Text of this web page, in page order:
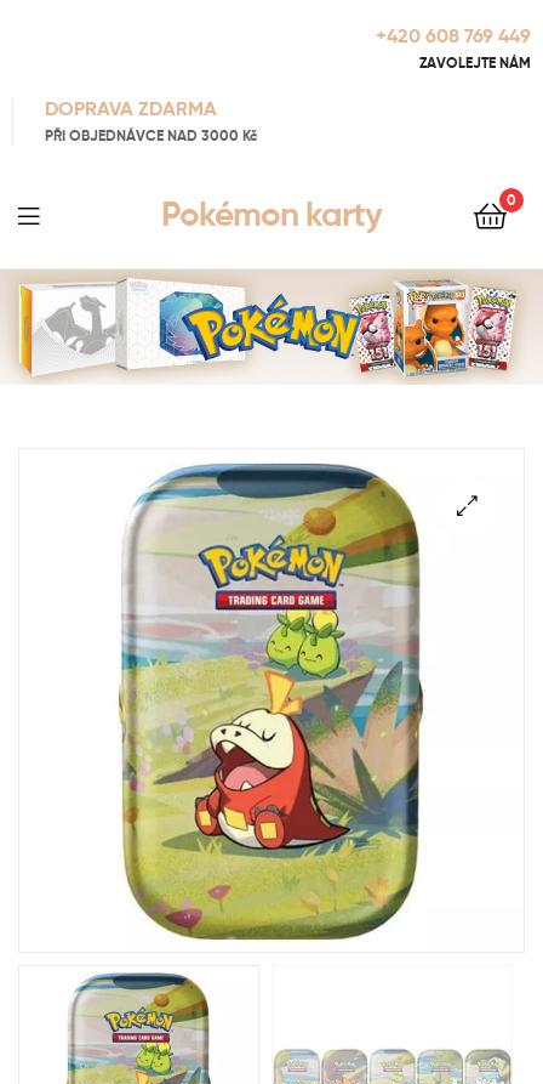
+420 608 769 449
ZAVOLEJTE NÁM
DOPRAVA ZDARMA
PŘI OBJEDNÁVCE NAD 3000 Kč
Pokémon karty 0